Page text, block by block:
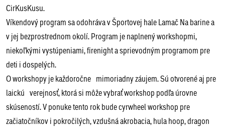
CirKusKusu.
Víkendový program sa odohráva v Športovej hale Lamač Na barine a
v jej bezprostrednom okolí. Program je naplnený workshopmi,
niekoľkými vystúpeniami, firenight a sprievodným programom pre
deti i dospelých.
O workshopy je každoročne mimoriadny záujem. Sú otvorené aj pre
laickú verejnosť, ktorá si môže vybrať workshop podľa úrovne
skúseností. V ponuke tento rok bude cyrwheel workshop pre
začiatočníkov i pokročilých, vzdušná akrobacia, hula hoop, dragon